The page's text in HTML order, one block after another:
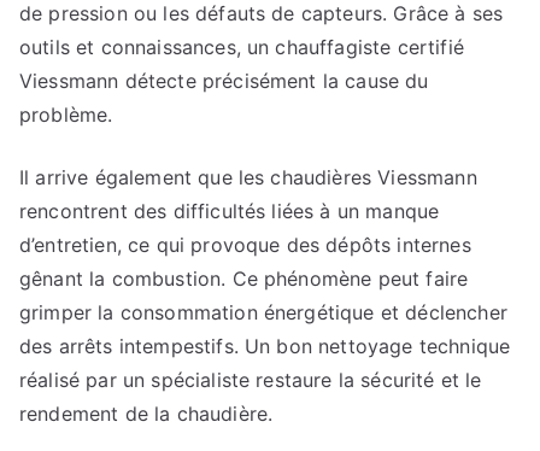
de pression ou les défauts de capteurs. Grâce à ses
outils et connaissances, un chauffagiste certifié
Viessmann détecte précisément la cause du
problème.
Il arrive également que les chaudières Viessmann
rencontrent des difficultés liées à un manque
d’entretien, ce qui provoque des dépôts internes
gênant la combustion. Ce phénomène peut faire
grimper la consommation énergétique et déclencher
des arrêts intempestifs. Un bon nettoyage technique
réalisé par un spécialiste restaure la sécurité et le
rendement de la chaudière.